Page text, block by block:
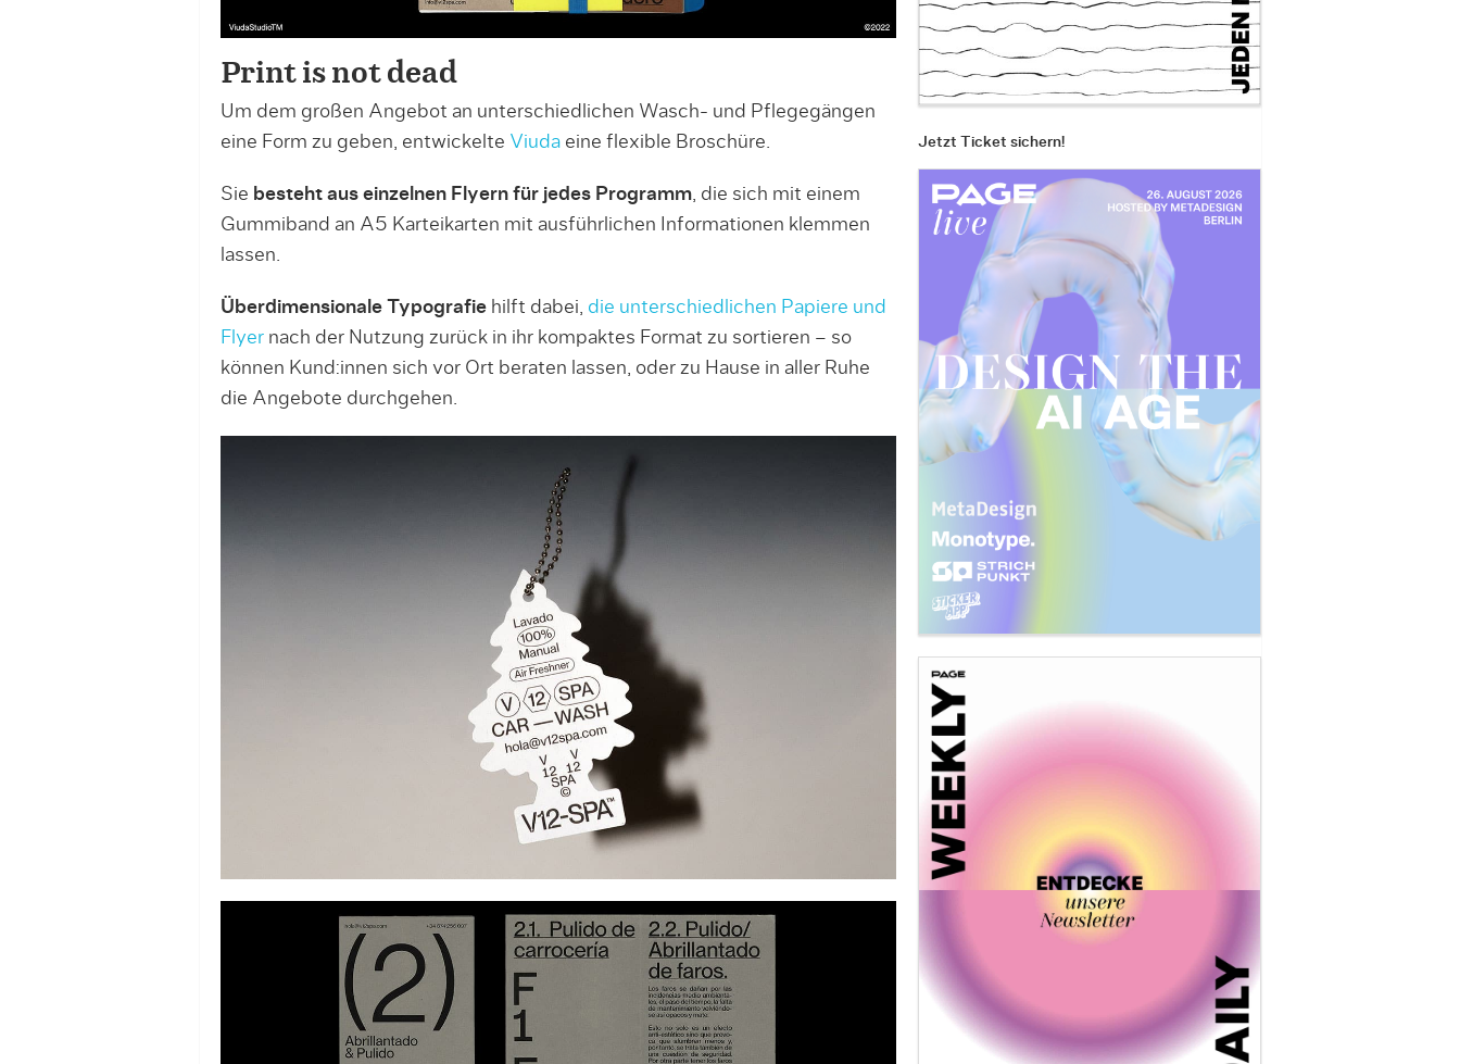
Print is not dead
Um dem großen Angebot an unterschiedlichen Wasch- und Pflegegängen
eine Form zu geben, entwickelte Viudaeine flexible Broschüre.
Sie besteht aus einzelnen Flyern für jedes Programm, die sich mit einem
Gummiband an A5 Karteikarten mit ausführlichen Informationen klemmen
lassen.
Überdimensionale Typografiehilft dabei, die unterschiedlichen Papiere und
Flyernach der Nutzung zurück in ihr kompaktes Format zu sortieren – so
können Kund:innen sich vor Ort beraten lassen, oder zu Hause in aller Ruhe
die Angebote durchgehen.
Jetzt Ticket sichern!